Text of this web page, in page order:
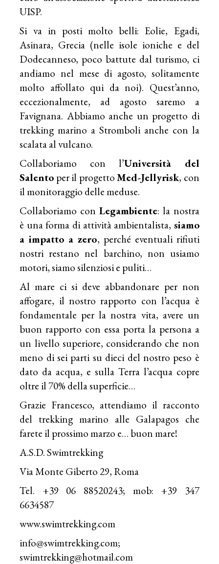
UISP.
Si va in posti molto belli: Eolie, Egadi,
Asinara, Grecia (nelle isole ioniche e del
Dodecanneso, poco battute dal turismo, ci
andiamo nel mese di agosto, solitamente
molto affollato qui da noi). Quest’anno,
eccezionalmente, ad agosto saremo a
Favignana. Abbiamo anche un progetto di
trekking marino a Stromboli anche con la
scalata al vulcano.
Collaboriamo con l’Università del
Salento per il progettoMed-Jellyrisk, con
il monitoraggio delle meduse.
Collaboriamo con Legambiente: la nostra
è una forma di attività ambientalista, siamo
a impatto a zero, perché eventuali rifiuti
nostri restano nel barchino, non usiamo
motori, siamo silenziosi e puliti…
Al mare ci si deve abbandonare per non
affogare, il nostro rapporto con l’acqua è
fondamentale per la nostra vita, avere un
buon rapporto con essa porta la persona a
un livello superiore, considerando che non
meno di sei parti su dieci del nostro peso è
dato da acqua, e sulla Terra l’acqua copre
oltre il 70% della superficie…
Grazie Francesco, attendiamo il racconto
del trekking marino alle Galapagos che
farete il prossimo marzo e… buon mare!
A.S.D. Swimtrekking
Via Monte Giberto 29, Roma
Tel. +39 06 88520243; mob: +39 347
6634587
www.swimtrekking.com
info@swimtrekking.com;
swimtrekking@hotmail.com